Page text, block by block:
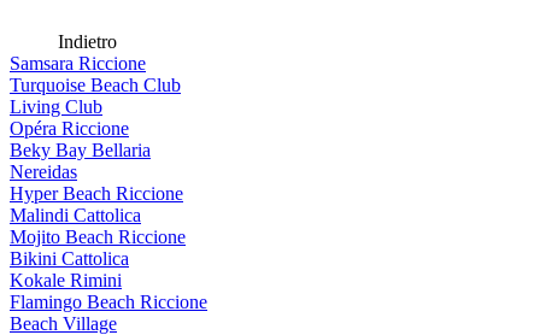
Indietro
Samsara Riccione
Turquoise Beach Club
Living Club
Opéra Riccione
Beky Bay Bellaria
Nereidas
Hyper Beach Riccione
Malindi Cattolica
Mojito Beach Riccione
Bikini Cattolica
Kokale Rimini
Flamingo Beach Riccione
Beach Village